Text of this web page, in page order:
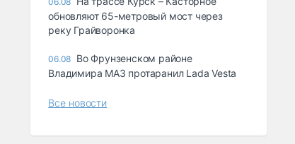
обновляют 65-метровый мост через
реку Грайворонка
06.08 Во Фрунзенском районе
Владимира МАЗ протаранил Lada Vesta
Все новости